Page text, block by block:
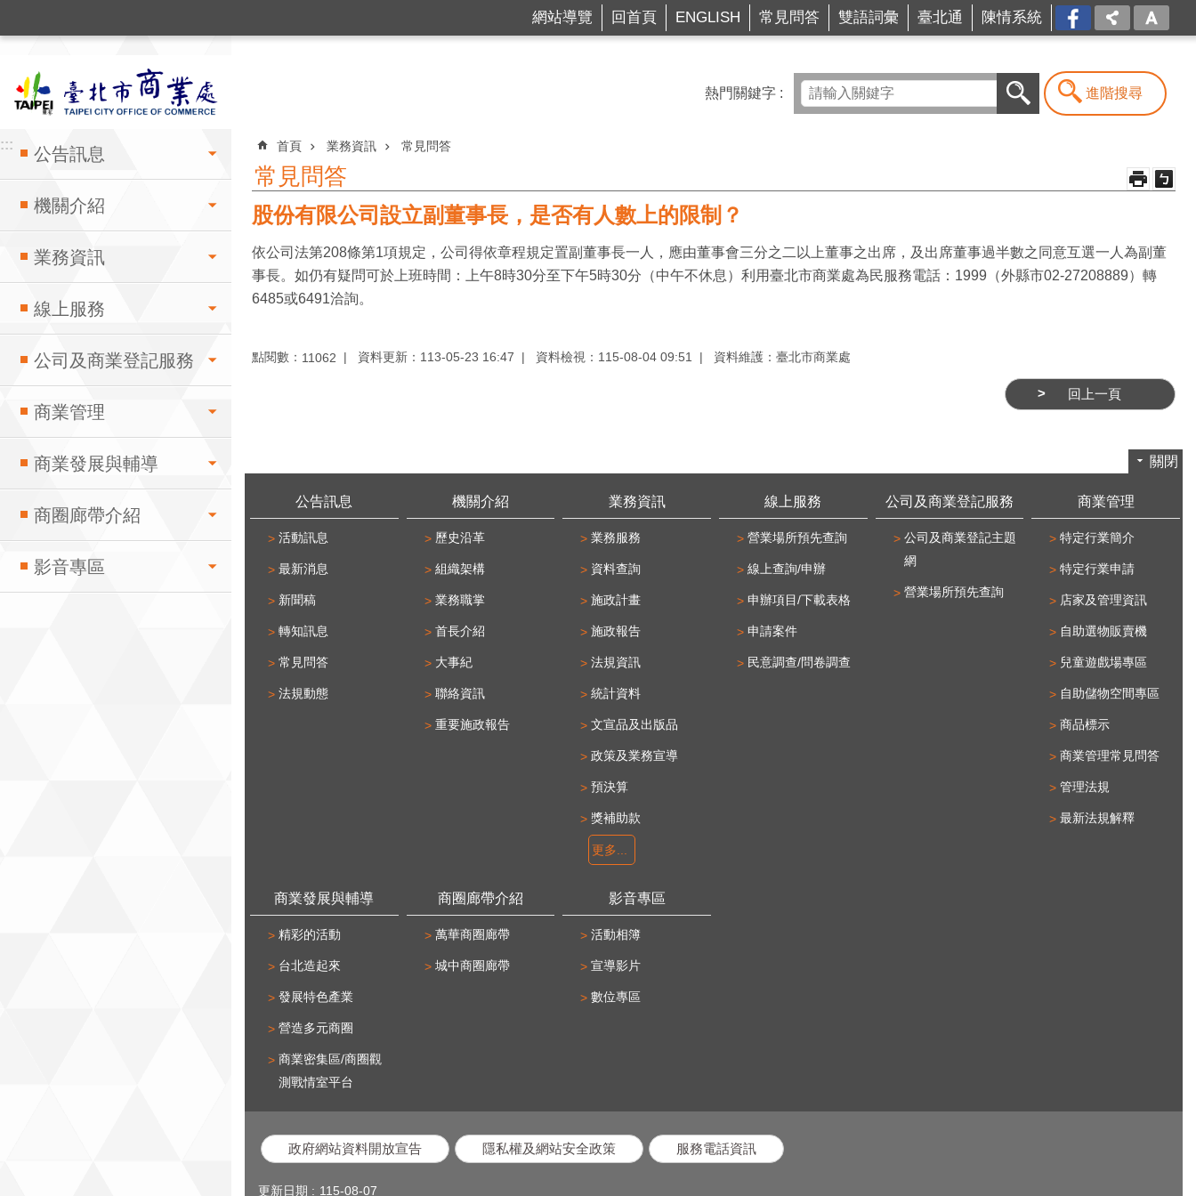
網站導覽 回首頁 ENGLISH 常見問答 雙語詞彙 臺北通 陳情系統 FB
::: 公告訊息
機關介紹
業務資訊
線上服務
公司及商業登記服務
商業管理
商業發展與輔導
商圈廊帶介紹
影音專區
熱門關鍵字 進階搜尋
:::
首頁 業務資訊 常見問答
常見問答
股份有限公司設立副董事長，是否有人數上的限制？
依公司法第208條第1項規定，公司得依章程規定置副董事長一人，應由董事會三分之二以上董事之出席，及出席董事過半數之同意互選一人為副董
事長。如仍有疑問可於上班時間：上午8時30分至下午5時30分（中午不休息）利用臺北市商業處為民服務電話：1999（外縣市02-27208889）轉
6485或6491洽詢。
點閱數： 11062 資料更新：113-05-23 16:47 資料檢視：115-08-04 09:51 資料維護：臺北市商業處
回上一頁
關閉
公告訊息
活動訊息
最新消息
新聞稿
轉知訊息
常見問答
法規動態
機關介紹
歷史沿革
組織架構
業務職掌
首長介紹
大事紀
聯絡資訊
重要施政報告
業務資訊
業務服務
資料查詢
施政計畫
施政報告
法規資訊
統計資料
文宣品及出版品
政策及業務宣導
預決算
獎補助款
更多...
線上服務
營業場所預先查詢
線上查詢/申辦
申辦項目/下載表格
申請案件
民意調查/問卷調查
公司及商業登記服務
公司及商業登記主題
網
營業場所預先查詢
商業管理
特定行業簡介
特定行業申請
店家及管理資訊
自助選物販賣機
兒童遊戲場專區
自助儲物空間專區
商品標示
商業管理常見問答
管理法規
最新法規解釋
商業發展與輔導
精彩的活動
台北造起來
發展特色產業
營造多元商圈
商業密集區/商圈觀
測戰情室平台
商圈廊帶介紹
萬華商圈廊帶
城中商圈廊帶
影音專區
活動相簿
宣導影片
數位專區
政府網站資料開放宣告 隱私權及網站安全政策 服務電話資訊
更新日期 115-08-07